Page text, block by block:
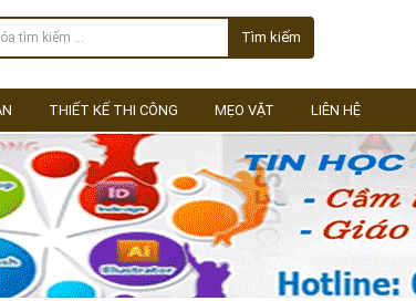
Tìm kiếm
THIẾT KẾ THI CÔNG MẸO VẶT LIÊN HỆ